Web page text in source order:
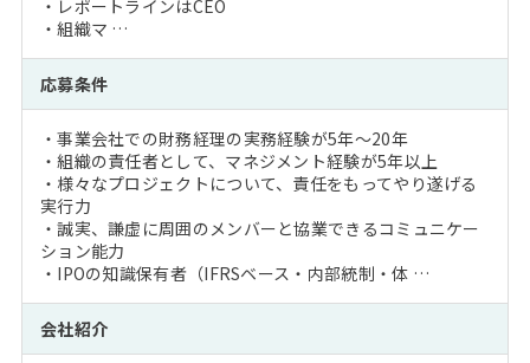
・レポートラインはCEO
・組織マ …
応募条件
・事業会社での財務経理の実務経験が5年～20年
・組織の責任者として、マネジメント経験が5年以上
・様々なプロジェクトについて、責任をもってやり遂げる
実行力
・誠実、謙虚に周囲のメンバーと協業できるコミュニケー
ション能力
・IPOの知識保有者（IFRSベース・内部統制・体 …
会社紹介